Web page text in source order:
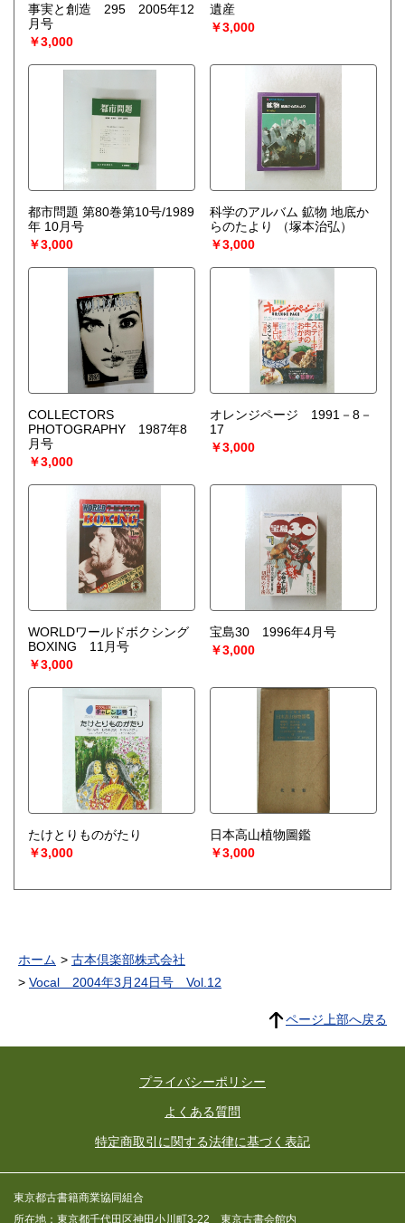
宅配買取送付先
----------------------------------------
501-0224
岐阜県瑞穂市稲里197-1
058-322-2366
----------------------------------------
取り扱い分野
オールジャンル、戦前紙モノ、古典籍
事実と創造 295 2005年12
月号
￥3,000
遺産
￥3,000
都市問題 第80巻第10号/1989
年 10月号
￥3,000
科学のアルバム 鉱物 地底か
らのたより
（塚本治弘）
￥3,000
COLLECTORS
PHOTOGRAPHY 1987年8
月号
￥3,000
オレンジページ 1991－8－
17
￥3,000
WORLDワールドボクシング
BOXING 11月号
￥3,000
宝島30 1996年4月号
￥3,000
たけとりものがたり
￥3,000
日本高山植物圖鑑
￥3,000
ホーム
古本倶楽部株式会社
Vocal 2004年3月24日号 Vol.12
ページ上部へ戻る
プライバシーポリシー
よくある質問
特定商取引に関する法律に基づく表記
東京都古書籍商業協同組合
所在地：東京都千代田区神田小川町3-22 東京古書会館内